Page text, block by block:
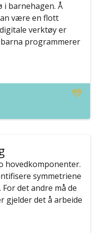
barnehagen. Å
være en flott
verktøy er
programmerer
hovedkomponenter.
symmetriene
det andre må de
gjelder det å arbeide